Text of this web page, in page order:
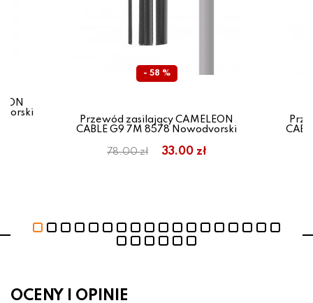
- 58 %
Przewód zasilający CAMELEON
CABLE G9 7M 8578 Nowodvorski
78.00 zł 33.00 zł
OCENY I OPINIE